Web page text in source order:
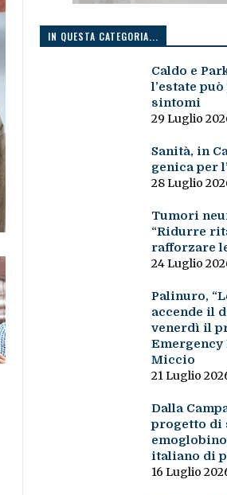
IN QUESTA CATEGORIA...
Caldo e
l’estate
sintomi
29 Luglio
Sanità, in
genica per
28 Luglio
Tumori
“Ridurre
rafforzare
24 Luglio
Palinuro,
accende il
venerdì il
Emergency
Miccio
21 Luglio
Dalla
progetto di
italiano di
16 Luglio